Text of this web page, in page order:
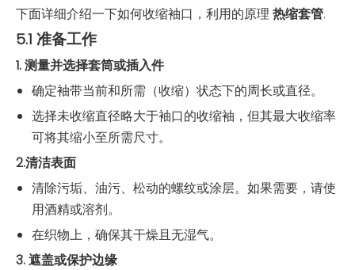
下面详细介绍一下如何收缩袖口，利用的原理热缩套管.
5.1 准备工作
1. 测量并选择套筒或插入件
确定袖带当前和所需（收缩）状态下的周长或直径。
选择未收缩直径略大于袖口的收缩袖，但其最大收缩率
可将其缩小至所需尺寸。
2.清洁表面
清除污垢、油污、松动的螺纹或涂层。如果需要，请使
用酒精或溶剂。
在织物上，确保其干燥且无湿气。
3. 遮盖或保护边缘